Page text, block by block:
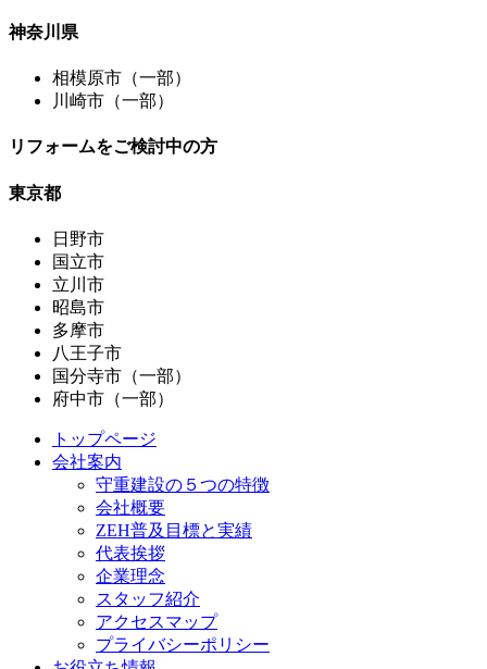
神奈川県
相模原市（一部）
川崎市（一部）
リフォームをご検討中の方
東京都
日野市
国立市
立川市
昭島市
多摩市
八王子市
国分寺市（一部）
府中市（一部）
トップページ
会社案内
守重建設の５つの特徴
会社概要
ZEH普及目標と実績
代表挨拶
企業理念
スタッフ紹介
アクセスマップ
プライバシーポリシー